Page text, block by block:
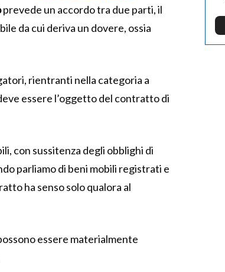
prevede un accordo tra due parti, il
da cui deriva un dovere, ossia
rientranti nella categoria a
essere l’oggetto del contratto di
con sussitenza degli obblighi di
parliamo di beni mobili registrati e
ha senso solo qualora al
essere materialmente